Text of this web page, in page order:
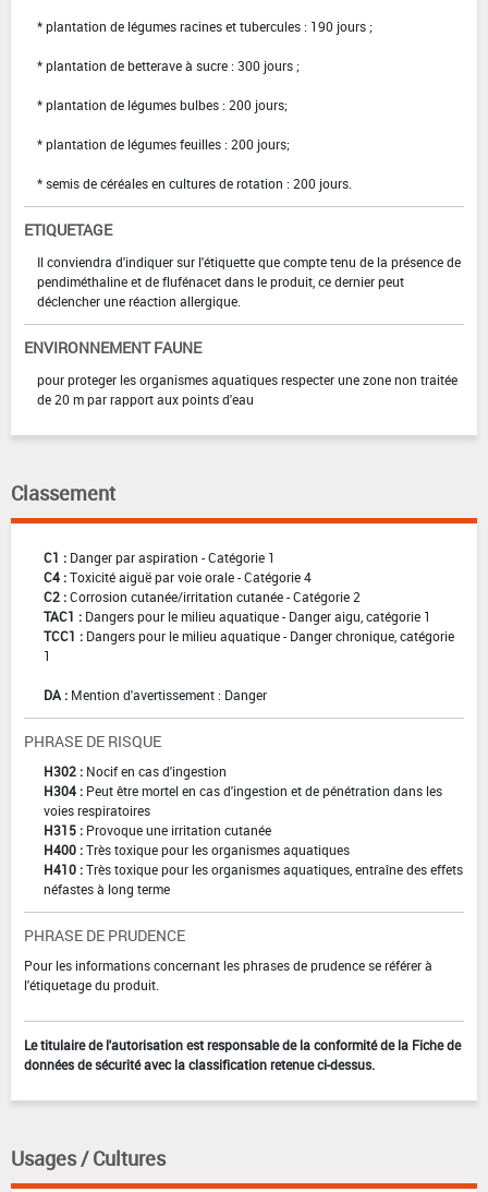
* plantation de légumes racines et tubercules : 190 jours ;
* plantation de betterave à sucre : 300 jours ;
* plantation de légumes bulbes : 200 jours;
* plantation de légumes feuilles : 200 jours;
* semis de céréales en cultures de rotation : 200 jours.
ETIQUETAGE
Il conviendra d'indiquer sur l'étiquette que compte tenu de la présence de
pendiméthaline et de flufénacet dans le produit, ce dernier peut
déclencher une réaction allergique.
ENVIRONNEMENT FAUNE
pour proteger les organismes aquatiques respecter une zone non traitée
de 20 m par rapport aux points d'eau
Classement
C1 : Danger par aspiration - Catégorie 1
C4 :Toxicité aiguë par voie orale - Catégorie 4
C2 :Corrosion cutanée/irritation cutanée - Catégorie 2
TAC1 : Dangers pour le milieu aquatique - Danger aigu, catégorie 1
TCC1 : Dangers pour le milieu aquatique - Danger chronique, catégorie
1
DA : Mention d'avertissement : Danger
PHRASE DE RISQUE
H302 : Nocif en cas d'ingestion
H304 : Peut être mortel en cas d'ingestion et de pénétration dans les
voies respiratoires
H315 : Provoque une irritation cutanée
H400 :Très toxique pour les organismes aquatiques
H410 :Très toxique pour les organismes aquatiques, entraîne des effets
néfastes à long terme
PHRASE DE PRUDENCE
Pour les informations concernant les phrases de prudence se référer à
l'étiquetage du produit.
Le titulaire de l'autorisation est responsable de la conformité de la Fiche de
données de sécurité avec la classification retenue ci-dessus.
Usages / Cultures